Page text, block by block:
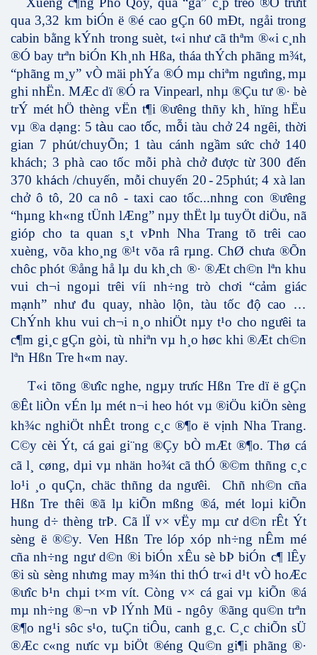
qua 3,32 km biÓn ë ®é cao gÇn 60 mÐt, ngåi trong
cabin bằng kÝnh trong suèt, t«i như­ cã thªm ®«i c¸nh
®Ó bay trªn biÓn Kh¸nh Hßa, tháa thÝch phãng m¾t,
“phãng m¸y” vÒ mäi phÝa ®Ó mµ chiªm ngưìng,mµ
ghi nhËn. MÆc dï ®Ó ra Vinpearl, nhµ ®Çu tư­ ®· bè
trÝ mét hÖ thèng vËn t¶i ®­ưêng thñy kh¸ hïng hËu
vµ ®a dạng: 5 tàu cao tốc, mỗi tàu chở24 ng­êi, thời
gian 7 phút/chuyÕn; 1tàu cánh ngầm sứcchở140
khách; 3 phà caotốc mỗi phà chở được từ 300 đến
370 khách /chuyến, mỗi chuyến 20 - 25phút; 4 xà lan
chở ô tô, 20 ca nô - taxi cao tốc...nh­ng con ®ư­êng
“hµng kh«ng tÜnh lÆng” nµy thËt lµ tuyÖt diÖu, nã
gióp cho ta quan s¸t vÞnh Nha Trang tõ trêi cao
xuèng, võa kho¸ng ®¹t võa râ rµng. ChØ ch­ưa ®Õn
chôc phót ®ång hå lµ du kh¸ch ®· ®Æt ch©n lªn khu
vui ch¬i ngoµi trêi víi nh÷ngtrò chơi “cảm giác
mạnh” như đu quay, nhào lộn, tàu tốc độcao …
ChÝnh khu vui ch¬i n o nhiÖt nµy t¹o cho ngưêi ta
c¶m gi c gÇn gòi, tù nhiªn vµ h o høc khi®Æt ch©n
lªn Hßn Tre h«m nay.
T«i tõng ®­ưîc nghe, ngµy tr­ưíc Hßn Tre dï ë gÇn
®Êt liÒn vÉn lµ mét n¬i heo hót vµ ®iÖu kiÖn sèng
kh¾c nghiÖt nhÊt trong c¸c ®¶o ë vịnh Nha Trang.
C©y cèi Ýt, cá gai gi¨ng ®Çy bÒ mÆt ®¶o. Thø cá
cã l¸ cøng, dµi vµ nhän ho¾t cã thÓ ®©m thñng c¸c
lo¹i ¸o quÇn, chäc thñng da ng­ưêi.
Chñ nh©n cña
Hßn Tre thêi ®ã lµ kiÕn mßng ®á, mét loµi kiÕn
hung d÷ thèng trÞ. Cã lÏ v× vËy mµ cư­ d©n rÊt Ýt
sèng ë ®©y. Ven Hßn Tre lóp xóp nh÷ng nÊm mé
cña nh÷ng ngư­ d©n ®i biÓn xÊu sè bÞ biÓn c¶ lÊy
®i sù sèng như­ng may m¾n thi thÓ tr«i d¹t vÒ hoÆc
®­ưîc b¹n chµi t×m vít. Còng v× cá gai vµ kiÕn ®á
mµ nh÷ng ®¬n vÞ lÝnh Mü - ngôy ®ãng qu©n trªn
®¶o ng¹i sôc s¹o, tuÇn tiÔu, canh g¸c. C¸c chiÕn sÜ
®Æc c«ng nưíc vµ biÖt ®éng Qu©n gi¶i phãng ®·